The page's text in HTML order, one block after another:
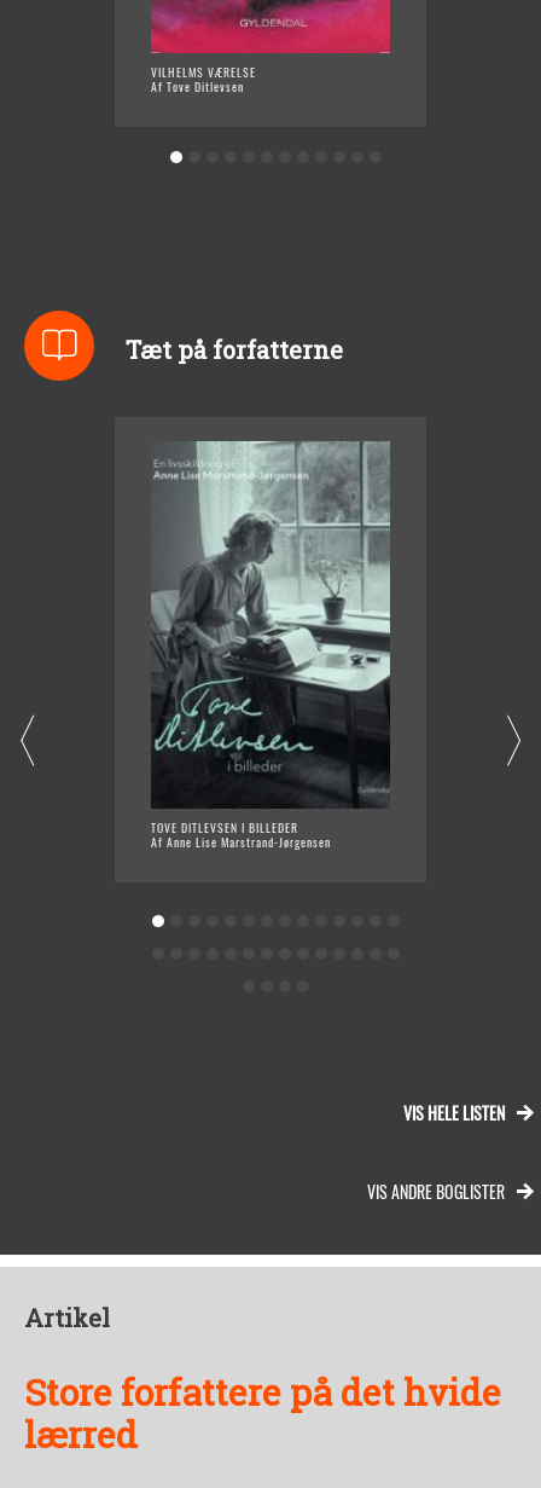
VILHELMS VÆRELSE
Af Tove Ditlevsen
Tæt på forfatterne
TOVE DITLEVSEN I BILLEDER
Af Anne Lise Marstrand-Jørgensen
VIS HELE LISTEN
VIS ANDRE BOGLISTER
Artikel
Store forfattere på det hvide
lærred